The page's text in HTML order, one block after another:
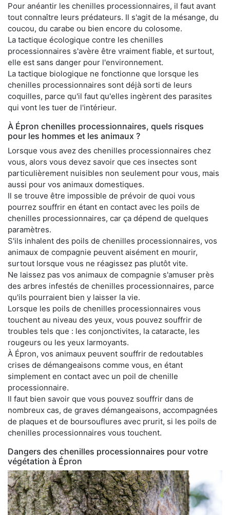
Pour anéantir les chenilles processionnaires, il faut avant
tout connaître leurs prédateurs. Il s'agit de la mésange, du
coucou, du carabe ou bien encore du colosome.
La tactique écologique contre les chenilles
processionnaires s'avère être vraiment fiable, et surtout,
elle est sans danger pour l'environnement.
La tactique biologique ne fonctionne que lorsque les
chenilles processionnaires sont déjà sorti de leurs
coquilles, parce qu'il faut qu'elles ingèrent des parasites
qui vont les tuer de l'intérieur.
À Épron chenilles processionnaires, quels risques
pour les hommes et les animaux ?
Lorsque vous avez des chenilles processionnaires chez
vous, alors vous devez savoir que ces insectes sont
particulièrement nuisibles non seulement pour vous, mais
aussi pour vos animaux domestiques.
Il se trouve être impossible de prévoir de quoi vous
pourrez souffrir en étant en contact avec les poils de
chenilles processionnaires, car ça dépend de quelques
paramètres.
S'ils inhalent des poils de chenilles processionnaires, vos
animaux de compagnie peuvent aisément en mourir,
surtout lorsque vous ne réagissez pas plutôt vite.
Ne laissez pas vos animaux de compagnie s'amuser près
des arbres infestés de chenilles processionnaires, parce
qu'ils pourraient bien y laisser la vie.
Lorsque les poils de chenilles processionnaires vous
touchent au niveau des yeux, vous pouvez souffrir de
troubles tels que : les conjonctivites, la cataracte, les
rougeurs ou les yeux larmoyants.
À Épron, vos animaux peuvent souffrir de redoutables
crises de démangeaisons comme vous, en étant
simplement en contact avec un poil de chenille
processionnaire.
Il faut bien savoir que vous pouvez souffrir dans de
nombreux cas, de graves démangeaisons, accompagnées
de plaques et de boursouflures avec prurit, si les poils de
chenilles processionnaires vous touchent.
Dangers des chenilles processionnaires pour votre
végétation à Épron